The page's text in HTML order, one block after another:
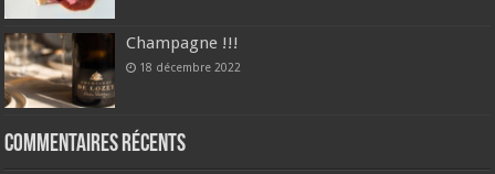
Champagne !!!
18 décembre 2022
Commentaires récents